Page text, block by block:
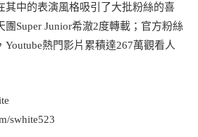
其中的表演風格吸引了大批粉絲的喜
Super Junior希澈2度轉載；官方粉絲
Youtube熱門影片累積達267萬觀看人
swhite523